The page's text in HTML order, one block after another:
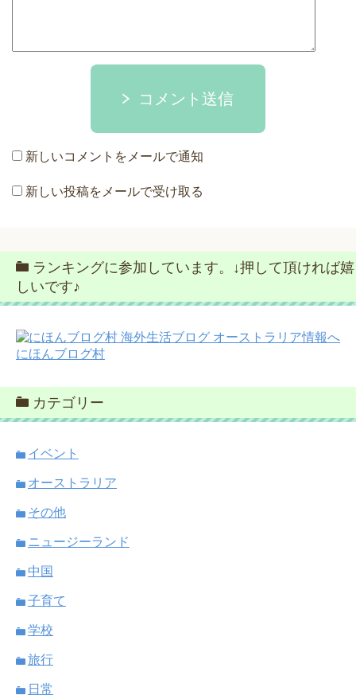
コメント送信
新しいコメントをメールで通知
新しい投稿をメールで受け取る
ランキングに参加しています。↓押して頂ければ嬉
しいです♪
にほんブログ村
カテゴリー
イベント
オーストラリア
その他
ニュージーランド
中国
子育て
学校
旅行
日常